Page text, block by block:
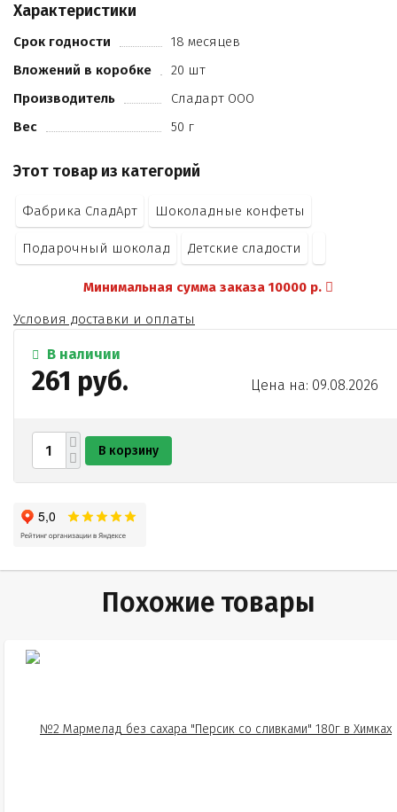
Характеристики
Срок годности
18 месяцев
Вложений в коробке
20 шт
Производитель
Сладарт ООО
Вес
50 г
Этот товар из категорий
Фабрика СладАрт Шоколадные конфеты
Подарочный шоколад Детские сладости
Минимальная сумма заказа 10000 р.
Условия доставки и оплаты
В наличии
261 руб. Цена на: 09.08.2026
В корзину
Похожие товары